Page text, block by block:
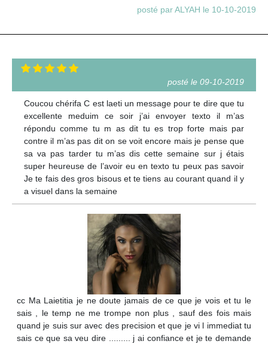
posté par ALYAH le 10-10-2019
posté le 09-10-2019
Coucou chérifa C est laeti un message pour te dire que tu
excellente meduim ce soir j’ai envoyer texto il m’as
répondu comme tu m as dit tu es trop forte mais par
contre il m’as pas dit on se voit encore mais je pense que
sa va pas tarder tu m’as dis cette semaine sur j étais
super heureuse de l’avoir eu en texto tu peux pas savoir
Je te fais des gros bisous et te tiens au courant quand il y
a visuel dans la semaine
cc Ma Laietitia je ne doute jamais de ce que je vois et tu le
sais , le temp ne me trompe non plus , sauf des fois mais
quand je suis sur avec des precision et que je vi l immediat tu
sais ce que sa veu dire ......... j ai confiance et je te demande